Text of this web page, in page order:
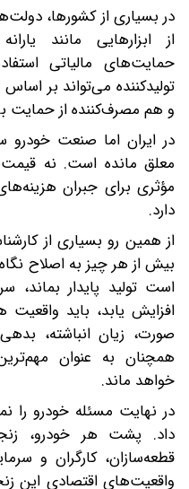
در بسیاری از کشورها،
از ابزارهایی مانند
حمایت‌های مالیاتی
تولیدکننده می‌تواند بر
و هم مصرف‌کننده از حمایت
در ایران اما صنعت
معلق مانده است. نه
مؤثری برای جبران
دارد.
از همین رو بسیاری از
بیش از هر چیز به اصلاح
است تولید پایدار بماند،
افزایش یابد، باید واقعیت
صورت، زیان انباشته،
همچنان به عنوان
خواهد ماند.
در نهایت مسئله خودرو را
داد. پشت هر خودرو،
قطعه‌سازان، کارگران و
واقعیت‌های اقتصادی این